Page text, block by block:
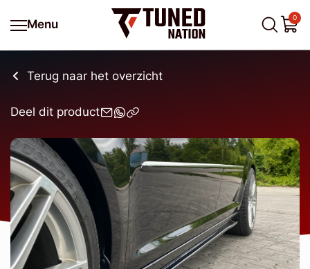
Menu
0
Terug naar het overzicht
Deel dit product